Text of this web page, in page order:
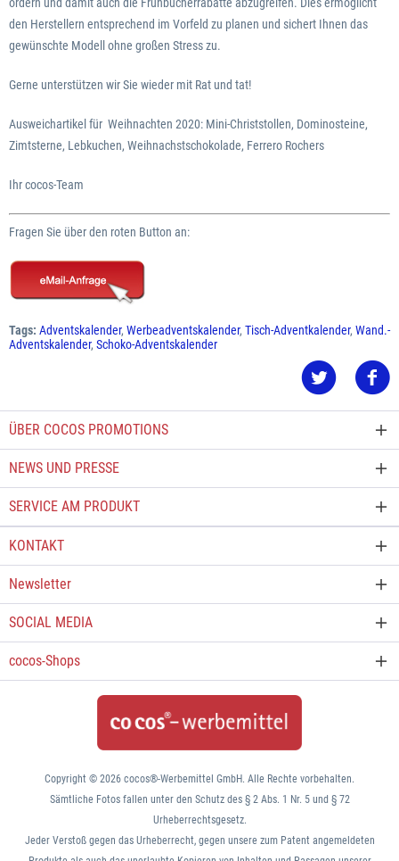
den Herstellern entsprechend im Vorfeld zu planen und sichert Ihnen das
gewünschte Modell ohne großen Stress zu.
Gerne unterstützen wir Sie wieder mit Rat und tat!
Ausweichartikel für Weihnachten 2020: Mini-Christstollen, Dominosteine,
Zimtsterne, Lebkuchen, Weihnachstschokolade, Ferrero Rochers
Ihr cocos-Team
Fragen Sie über den roten Button an:
Tags: Adventskalender, Werbeadventskalender, Tisch-Adventkalender, Wand.-
Adventskalender, Schoko-Adventskalender
ÜBER COCOS PROMOTIONS
NEWS UND PRESSE
SERVICE AM PRODUKT
KONTAKT
Newsletter
SOCIAL MEDIA
cocos-Shops
Copyright © 2026 cocos®-Werbemittel GmbH. Alle Rechte vorbehalten.
Sämtliche Fotos fallen unter den Schutz des § 2 Abs. 1 Nr. 5 und § 72
Urheberrechtsgesetz.
Jeder Verstoß gegen das Urheberrecht, gegen unsere zum Patent angemeldeten